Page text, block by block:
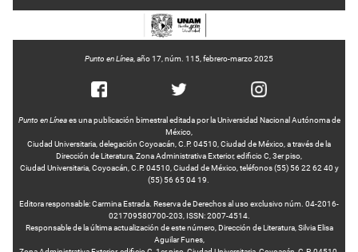
Punto en Línea , año 17, núm. 115, febrero-marzo 2025
Punto en Líneaes una publicación bimestral editada por la Universidad Nacional Autónoma de
México,
Ciudad Universitaria, delegación Coyoacán, C.P. 04510, Ciudad de México, a través de la
Dirección de Literatura, Zona Administrativa Exterior, edificio C, 3er piso,
Ciudad Universitaria, Coyoacán, C.P. 04510, Ciudad de México, teléfonos (55) 56 22 62 40 y
(55) 56 65 04 19.
Editora responsable: Carmina Estrada. Reserva de Derechos al uso exclusivo núm. 04-2016-
021709580700-203, ISSN: 2007-4514.
Responsable de la última actualización de este número, Dirección de Literatura, Silvia Elisa
Aguilar Funes,